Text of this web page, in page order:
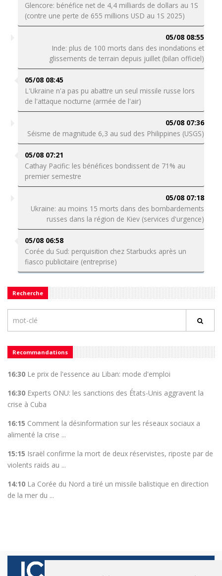
Glencore: bénéfice net de 4,4 milliards de dollars au 1S
(contre une perte de 655 millions USD au 1S 2025)
05/08 08:55
Inde: plus de 100 morts dans des inondations et
glissements de terrain depuis juillet (bilan officiel)
05/08 08:45
L'Ukraine n'a pas pu abattre un seul missile russe lors
de l'attaque nocturne (armée de l'air)
05/08 07:36
Séisme de magnitude 6,3 au sud des Philippines (USGS)
05/08 07:21
Cathay Pacific: les bénéfices bondissent de 71% au
premier semestre
05/08 07:18
Ukraine: au moins 15 morts dans des bombardements
russes dans la région de Kiev (services d'urgence)
05/08 06:58
Corée du Sud: perquisition chez Starbucks après un
fiasco publicitaire (entreprise)
Recherche
Recommandations
16:30 Le prix de l'essence au Liban: mode d'emploi
16:30 Experts ONU: les sanctions des États-Unis aggravent la
crise à Cuba
16:15 Comment la désinformation sur les réseaux sociaux a
alimenté la crise ...
15:15 Israël confirme la mort de deux réservistes, riposte par de
violents raids au ...
14:10 La Corée du Nord a tiré un missile balistique en direction
de la mer du ...